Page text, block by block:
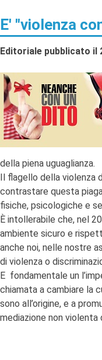
E' "violenza
Editoriale pubblicato il
della piena uguaglianza.
Il flagello della violenza
contrastare questa
fisiche, psicologiche e
È intollerabile che, nel
ambiente sicuro e
anche noi, nelle nostre
di violenza o
E fondamentale un
chiamata a cambiare la
sono all’origine, e a
mediazione non